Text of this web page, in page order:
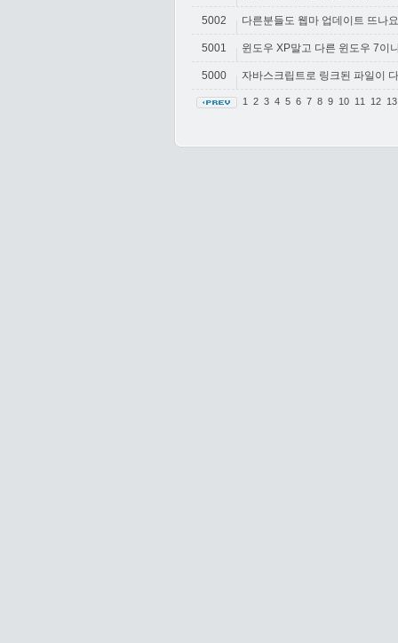
5002 다른분들도 웹마 업데이트 뜨나
5001 윈도우 XP말고 다른 윈도우 7이
5000 자바스크립트로 링크된 파일이
1 2 3 4 5 6 7 8 9 10 11 12